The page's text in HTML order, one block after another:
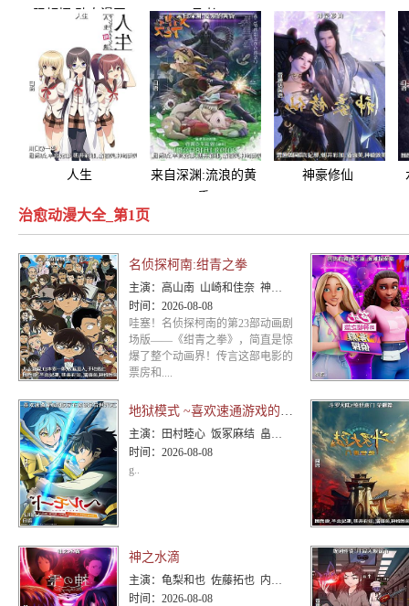
限顿悟 动态漫画
承者
人生
来自深渊:流浪的黄
神豪修仙
治愈动漫大全_第1页
名侦探柯南:绀青之拳
主演： 高山南 山崎和佳奈 神谷明 小山力也 林原惠美 山口胜平 田中秀幸 岛本须美 绪方贤一 堀川亮 松井菜樱子 宫村优子 岩居由希子 大谷育江 高木涉 高岛雅罗 堀之纪 立木文彦 小山茉美 三石琴乃 置鲇龙太郎 日高法子 池田秀一 古谷彻
时间： 2026-08-08
哇塞！名侦探柯南的第23部动画剧
场版——《绀青之拳》，简直是惊
爆了整个动画界！传言这部电影的
票房和....
地狱模式 ~喜欢速通游戏的玩家在废设定异世界无双~第二季
主演：
田村睦心 饭冢麻结 畠中祐 千本木彩花 石川英郎 大原沙耶香 小市真琴 杉田智和 千叶翔也 三宅麻理
时间： 2026-08-08
g..
神之水滴
主演： 龟梨和也 佐藤拓也 内田真礼 甲斐田裕子 藤真秀 渡边美佐 内田夕夜 浦山迅 银河万丈
时间： 2026-08-08